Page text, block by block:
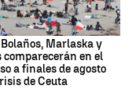
Bolaños, Marlaska y
comparecerán en el
a finales de agosto
de Ceuta